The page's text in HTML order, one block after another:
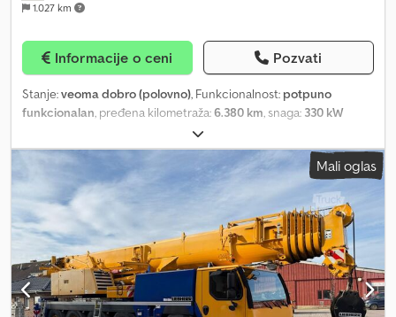
1.027 km
Informacije o ceni Pozvati
Stanje:veoma dobro (polovno), Funkcionalnost: potpuno
funkcionalan, pređena kilometraža:6.380 km, snaga: 330 kW
automatski
crvena, ukupna težina:52.000 kg, dimenzija gume:445/95 R25,
konfiguracija osovina:
, prva registracija: 10/2022 , sledeća
inspekcija (TÜV):10/2026 , emisioni razred:
suspencija:
hidraulika , radni sati:1.709 h
broj mašine/vozila:
, Oprema:
ABS, UVV bezbednosna
provera, diferencijalna blokada, dodatna prednja svetla, filter
za čađ, grejač za parkiranje, klima uređaj, retarder, ugrađeni
računar, vučna spojnica prikolice
, LOKACIJA: D - 73230 Kirhajm
pod Tekom -- Liebherr LTM 1070-4.2 | Fabrički broj: 086 173
Mali oglas